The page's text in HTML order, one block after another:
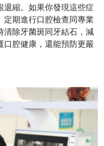
退縮。如果你發現這些症
定期進行口腔檢查同專業
清除牙菌斑同牙結石，減
口腔健康，還能預防更嚴